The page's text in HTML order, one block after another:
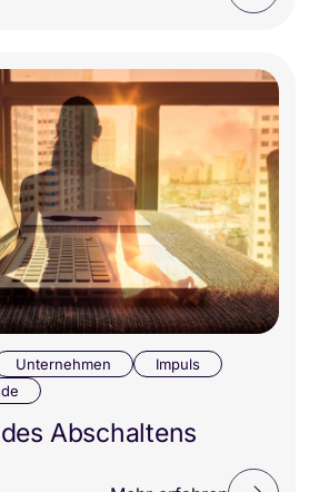
Unternehmen
Impuls
Abschaltens